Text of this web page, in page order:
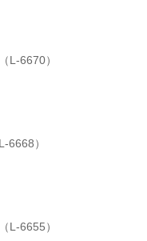
L-6670）
6668）
L-6655）